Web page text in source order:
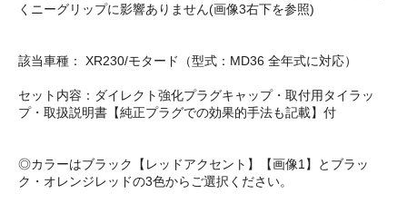
くニーグリップに影響ありません(画像3右下を参照)
該当車種： XR230/モタード（型式：MD36 全年式に対応）
セット内容：ダイレクト強化プラグキャップ・取付用タイラッ
プ・取扱説明書【純正プラグでの効果的手法も記載】付
◎カラーはブラック【レッドアクセント】【画像1】とブラッ
ク・オレンジレッドの3色からご選択ください。